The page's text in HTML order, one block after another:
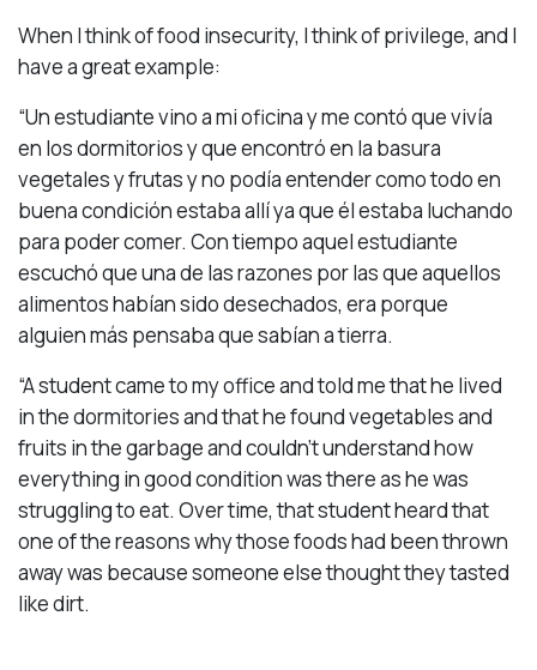
When I think of food insecurity, I think of privilege, and I
have a great example:
“Un estudiante vino a mi oficina y me contó que vivía
en los dormitorios y que encontró en la basura
vegetales y frutas y no podía entender como todo en
buena condición estaba allí ya que él estaba luchando
para poder comer. Con tiempo aquel estudiante
escuchó que una de las razones por las que aquellos
alimentos habían sido desechados, era porque
alguien más pensaba que sabían a tierra.
“A student came to my office and told me that he lived
in the dormitories and that he found vegetables and
fruits in the garbage and couldn’t understand how
everything in good condition was there as he was
struggling to eat. Over time, that student heard that
one of the reasons why those foods had been thrown
away was because someone else thought they tasted
like dirt.